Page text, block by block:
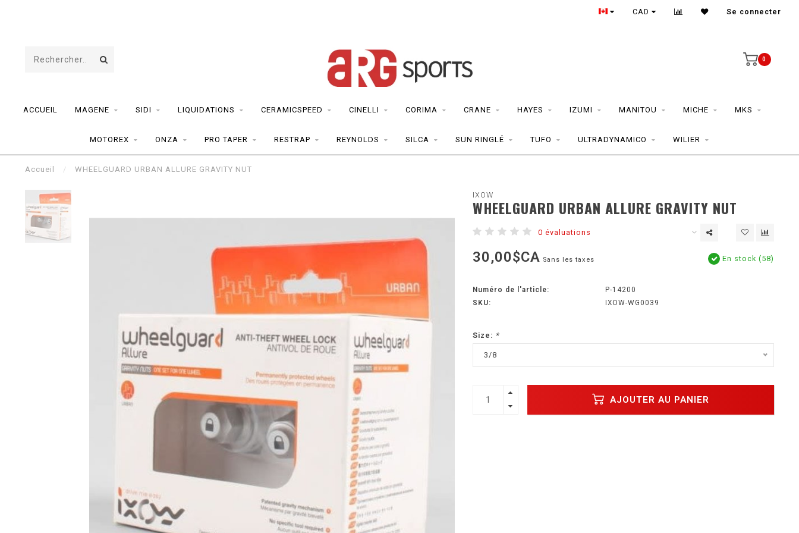
CAD Se connecter
0
ACCUEIL MAGENE SIDI LIQUIDATIONS CERAMICSPEED CINELLI CORIMA CRANE HAYES IZUMI MANITOU MICHE MKS
MOTOREX ONZA PRO TAPER RESTRAP REYNOLDS SILCA SUN RINGLÉ TUFO ULTRADYNAMICO WILIER
Accueil / WHEELGUARD URBAN ALLURE GRAVITY NUT
IXOW
WHEELGUARD URBAN ALLURE GRAVITY NUT
0 évaluations
30,00$CA Sans les taxes En stock (58)
Numéro de l'article:
P-14200
SKU:
IXOW-WG0039
Size: *
3/8
AJOUTER AU PANIER